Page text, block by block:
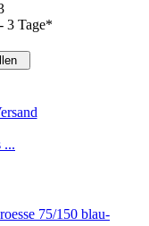
3 Tage*
...